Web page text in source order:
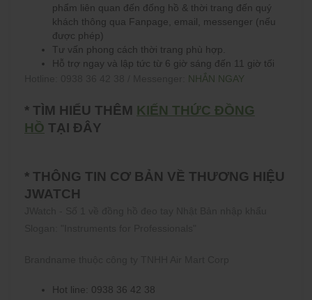
phẩm liên quan đến đống hồ & thời trang đến quý
khách thông qua Fanpage, email, messenger (nếu
được phép)
Tư vấn phong cách thời trang phù hợp.
Hỗ trợ ngay và lập tức từ 6 giờ sáng đến 11 giờ tối
NHẮN NGAY
* TÌM HIỂU THÊM KIẾN THỨC ĐỒNG
HỒ TẠI ĐÂY
* THÔNG TIN CƠ BẢN VỀ THƯƠNG HIỆU
JWATCH
Hot line: 0938 36 42 38